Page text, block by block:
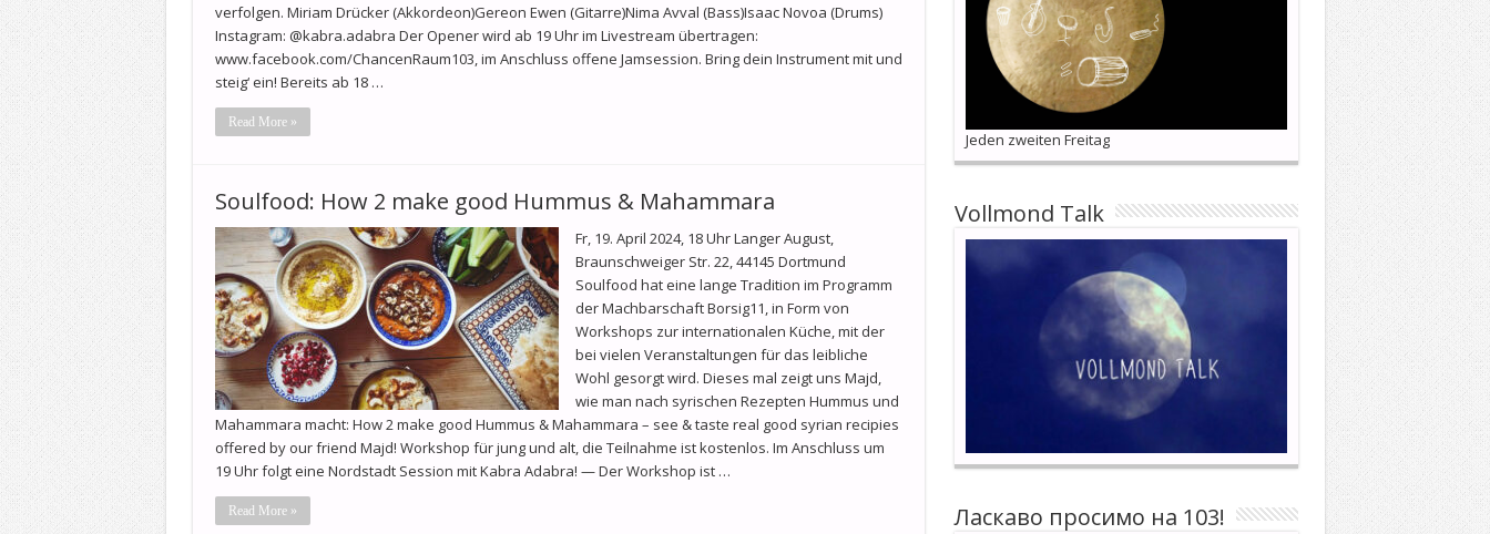
verfolgen. Miriam Drücker (Akkordeon)Gereon Ewen (Gitarre)Nima Avval (Bass)Isaac Novoa (Drums)
Instagram: @kabra.adabra Der Opener wird ab 19 Uhr im Livestream übertragen:
www.facebook.com/ChancenRaum103, im Anschluss offene Jamsession. Bring dein Instrument mit und
steig‘ ein! Bereits ab 18 …
Read More »
Soulfood: How 2 make good Hummus & Mahammara
Fr, 19. April 2024, 18 Uhr Langer August,
Braunschweiger Str. 22, 44145 Dortmund
Soulfood hat eine lange Tradition im Programm
der Machbarschaft Borsig11, in Form von
Workshops zur internationalen Küche, mit der
bei vielen Veranstaltungen für das leibliche
Wohl gesorgt wird. Dieses mal zeigt uns Majd,
wie man nach syrischen Rezepten Hummus und
Mahammara macht: How 2 make good Hummus & Mahammara – see & taste real good syrian recipies
offered by our friend Majd! Workshop für jung und alt, die Teilnahme ist kostenlos. Im Anschluss um
19 Uhr folgt eine Nordstadt Session mit Kabra Adabra! — Der Workshop ist …
Read More »
Jeden zweiten Freitag
Vollmond Talk
Ласкаво просимо на 103!